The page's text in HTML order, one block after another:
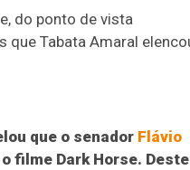
do ponto de vista
que Tabata Amaral
que o senador Flávio
filme Dark Horse. Deste